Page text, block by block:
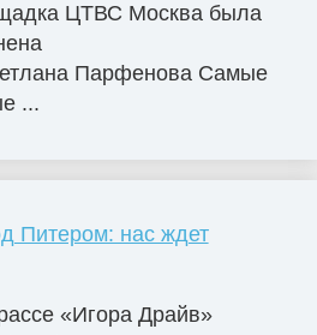
ЦТВС Москва была
Парфенова Самые
...
Питером: нас ждет
«Игора Драйв»